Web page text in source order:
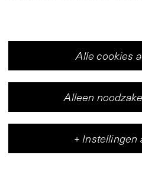
Alle cookies
Alleen
+ Instellingen
2 april 2018,